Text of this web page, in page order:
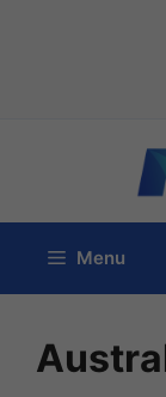
contenuto
Menu